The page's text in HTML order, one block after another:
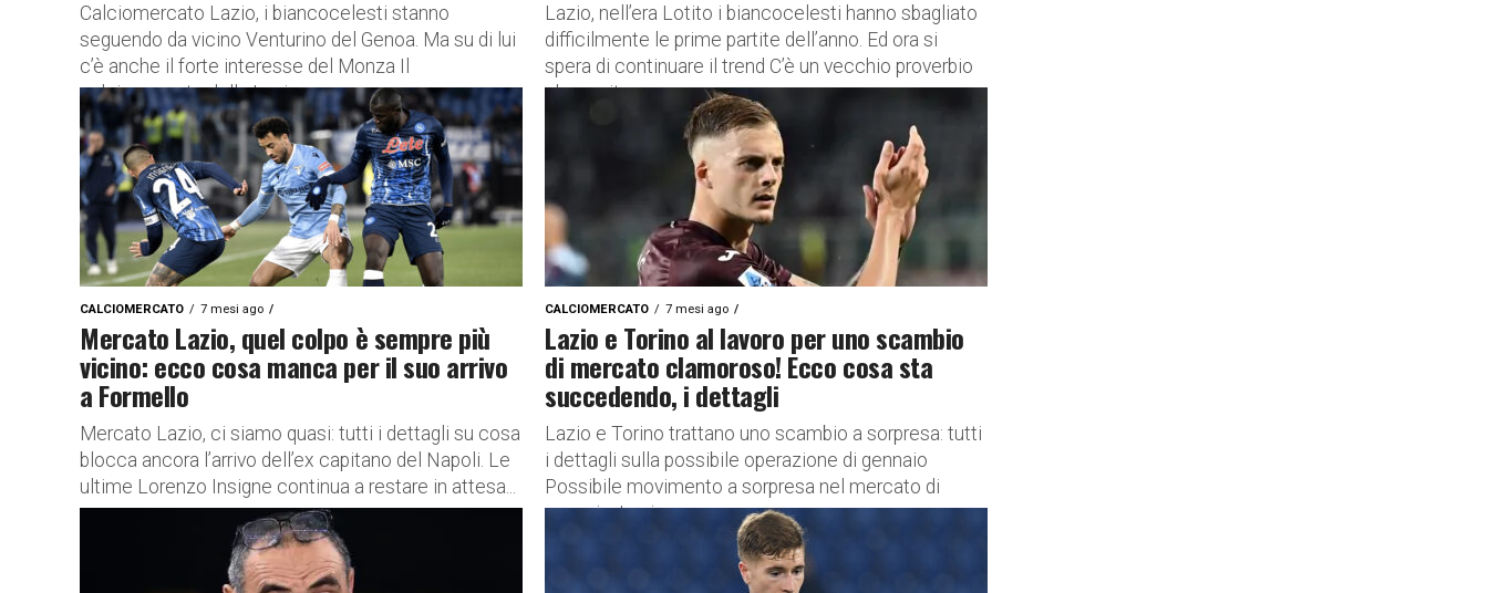
Calciomercato Lazio, i biancocelesti stanno
seguendo da vicino Venturino del Genoa. Ma su di lui
c’è anche il forte interesse del Monza Il
calciomercato della Lazio...
Lazio, nell’era Lotito i biancocelesti hanno sbagliato
difficilmente le prime partite dell’anno. Ed ora si
spera di continuare il trend C’è un vecchio proverbio
che recita...
CALCIOMERCATO 7 mesi ago
Mercato Lazio, quel colpo è sempre più
vicino: ecco cosa manca per il suo arrivo
a Formello
Mercato Lazio, ci siamo quasi: tutti i dettagli su cosa
blocca ancora l’arrivo dell’ex capitano del Napoli. Le
ultime Lorenzo Insigne continua a restare in attesa...
CALCIOMERCATO 7 mesi ago
Lazio e Torino al lavoro per uno scambio
di mercato clamoroso! Ecco cosa sta
succedendo, i dettagli
Lazio e Torino trattano uno scambio a sorpresa: tutti
i dettagli sulla possibile operazione di gennaio
Possibile movimento a sorpresa nel mercato di
gennaio: Lazio e...